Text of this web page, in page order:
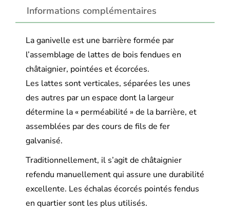
Informations complémentaires
La ganivelle est une barrière formée par
l’assemblage de lattes de bois fendues en
châtaignier, pointées et écorcées.
Les lattes sont verticales, séparées les unes
des autres par un espace dont la largeur
détermine la « perméabilité » de la barrière, et
assemblées par des cours de fils de fer
galvanisé.
Traditionnellement, il s’agit de châtaignier
refendu manuellement qui assure une durabilité
excellente. Les échalas écorcés pointés fendus
en quartier sont les plus utilisés.